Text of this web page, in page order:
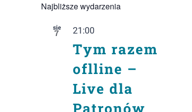
Najbliższe wydarzenia
sie
7 21:00
Tym razem
oflline –
Live dla